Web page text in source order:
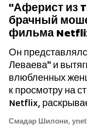
"Аферист из
брачный
фильма
Он
Леваева" и
влюбленных
к просмотру на
Netflix,
Cмадар Шилони, ynet